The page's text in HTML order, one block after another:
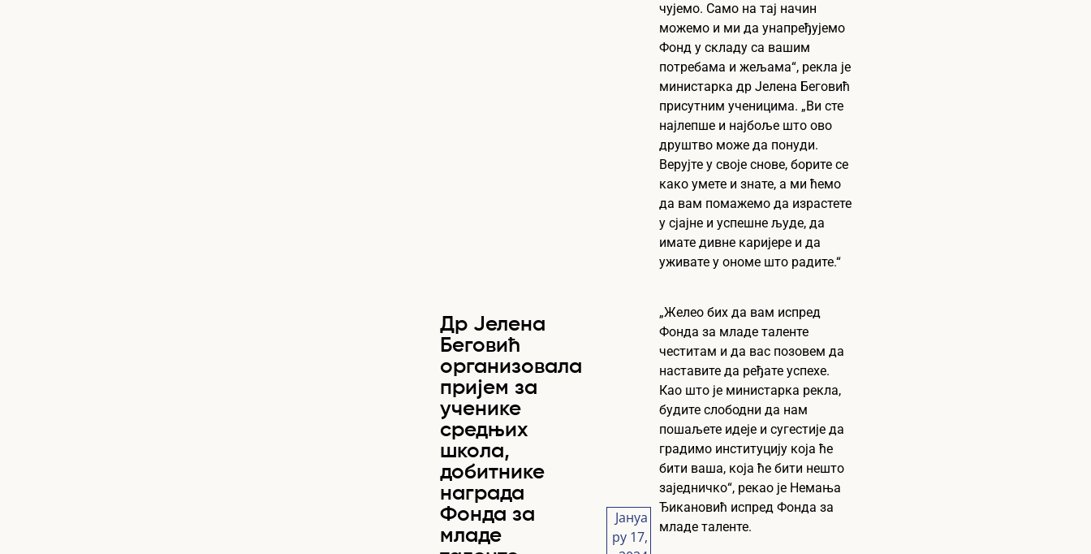
Др Јелена
Беговић
организовала
пријем за
ученике
средњих
школа,
добитнике
награда
Фонда за
младе
Јануа
рy 17,
чујемо. Само на тај начин
можемо и ми да унапређујемо
Фонд у складу са вашим
потребама и жељама“, рекла је
министарка др Јелена Беговић
присутним ученицима. „Ви сте
најлепше и најбоље што ово
друштво може да понуди.
Верујте у своје снове, борите се
како умете и знате, а ми ћемо
да вам помажемо да израстете
у сјајне и успешне људе, да
имате дивне каријере и да
уживате у ономе што радите.“
„Желео бих да вам испред
Фонда за младе таленте
честитам и да вас позовем да
наставите да ређате успехе.
Као што је министарка рекла,
будите слободни да нам
пошаљете идеје и сугестије да
градимо институцију која ће
бити ваша, која ће бити нешто
заједничко“, рекао је Немања
Ђикановић испред Фонда за
младе таленте.